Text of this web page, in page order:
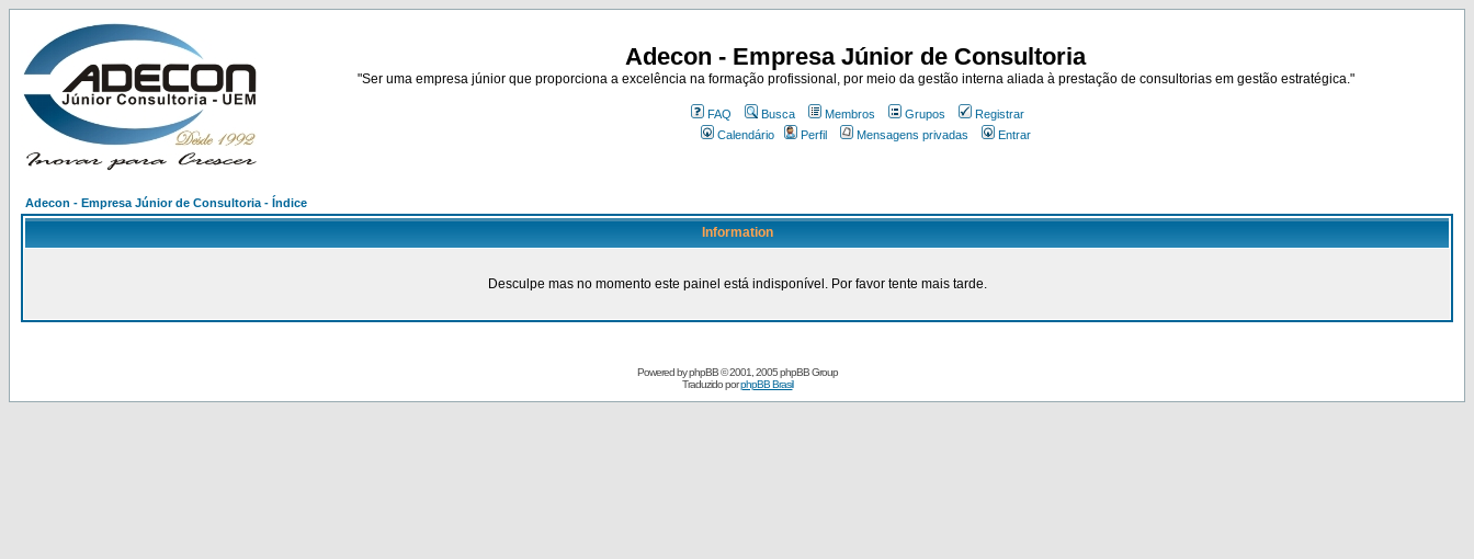
Adecon - Empresa Júnior de Consultoria
"Ser uma empresa júnior que proporciona a excelência na formação profissional, por meio da gestão interna aliada à prestação de consultorias em gestão estratégica."
FAQ Busca Membros Grupos
Registrar
Calendário
Perfil Mensagens privadas Entrar
Adecon - Empresa Júnior de Consultoria - Índice
Information
Desculpe mas no momento este painel está indisponível. Por favor tente mais tarde.
Powered byphpBB© 2001, 2005 phpBB Group
Traduzido porphpBB Brasil